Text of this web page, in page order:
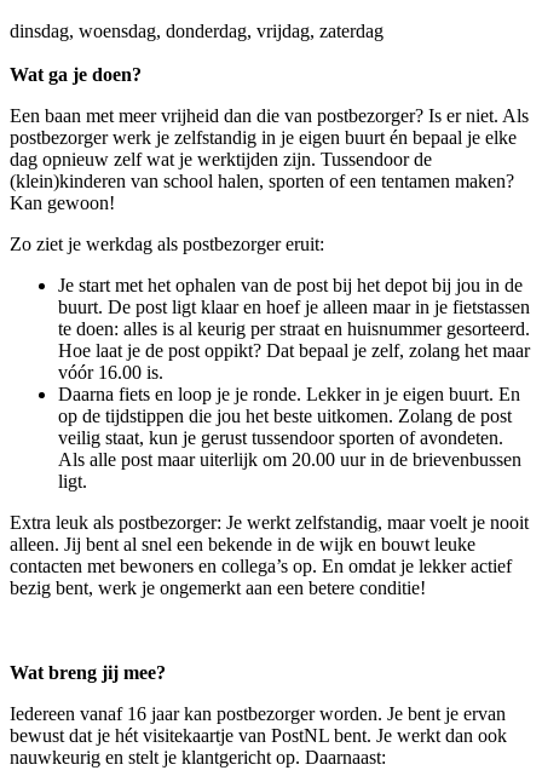
dinsdag, woensdag, donderdag, vrijdag, zaterdag
Wat ga je doen?
Een baan met meer vrijheid dan die van postbezorger? Is er niet. Als
postbezorger werk je zelfstandig in je eigen buurt én bepaal je elke
dag opnieuw zelf wat je werktijden zijn. Tussendoor de
(klein)kinderen van school halen, sporten of een tentamen maken?
Kan gewoon!
Zo ziet je werkdag als postbezorger eruit:
Je start met het ophalen van de post bij het depot bij jou in de
buurt. De post ligt klaar en hoef je alleen maar in je fietstassen
te doen: alles is al keurig per straat en huisnummer gesorteerd.
Hoe laat je de post oppikt? Dat bepaal je zelf, zolang het maar
vóór 16.00 is.
Daarna fiets en loop je je ronde. Lekker in je eigen buurt. En
op de tijdstippen die jou het beste uitkomen. Zolang de post
veilig staat, kun je gerust tussendoor sporten of avondeten.
Als alle post maar uiterlijk om 20.00 uur in de brievenbussen
ligt.
Extra leuk als postbezorger: Je werkt zelfstandig, maar voelt je nooit
alleen. Jij bent al snel een bekende in de wijk en bouwt leuke
contacten met bewoners en collega’s op. En omdat je lekker actief
bezig bent, werk je ongemerkt aan een betere conditie!
Wat breng jij mee?
Iedereen vanaf 16 jaar kan postbezorger worden. Je bent je ervan
bewust dat je hét visitekaartje van PostNL bent. Je werkt dan ook
nauwkeurig en stelt je klantgericht op. Daarnaast: